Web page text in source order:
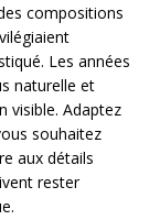
compositions
Les années
naturelle et
visible. Adaptez
souhaitez
aux détails
rester